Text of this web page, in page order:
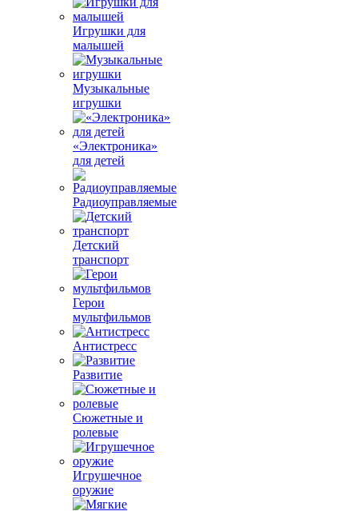
Игрушки для
малышей
Музыкальные
игрушки
«Электроника»
для детей
Радиоуправляемые
Детский
транспорт
Герои
мультфильмов
Антистресс
Развитие
Сюжетные и
ролевые
Игрушечное
оружие